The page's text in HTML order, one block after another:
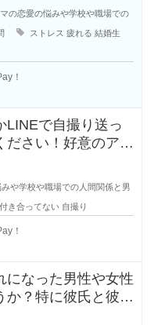
の恋愛の悩みや学校や職場での
ストレス 疲れる 結婚生
！
LINEで自撮り送っ
ださい！好意のアピ
な
や学校や職場での人間関係と男
付き合ってない 自撮り
！
になった男性や女性
か？特に彼氏と彼女
など